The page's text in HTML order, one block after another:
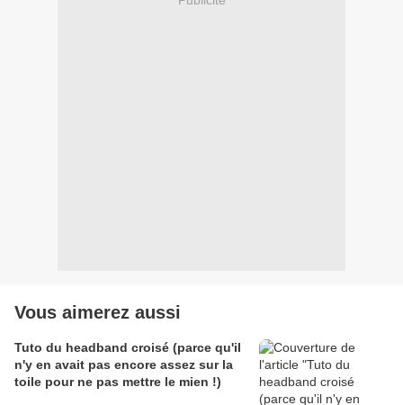
Vous aimerez aussi
Tuto du headband croisé (parce qu'il
n'y en avait pas encore assez sur la
toile pour ne pas mettre le mien !)